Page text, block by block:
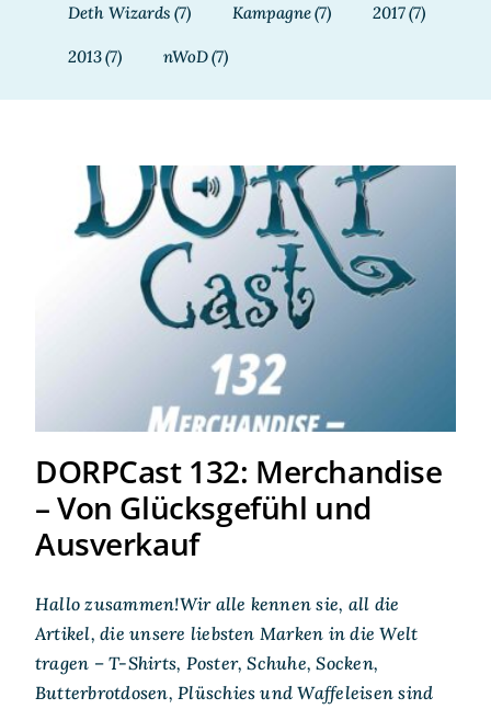
Deth Wizards (7) Kampagne(7) 2017(7)
2013(7) nWoD(7)
DORPCast 132: Merchandise
– Von Glücksgefühl und
Ausverkauf
DORPCast 132: Merchandise
– Von Glücksgefühl und
Ausverkauf
Hallo zusammen!Wir alle kennen sie, all die
Artikel, die unsere liebsten Marken in die Welt
tragen – T-Shirts, Poster, Schuhe, Socken,
Butterbrotdosen, Plüschies und Waffeleisen sind